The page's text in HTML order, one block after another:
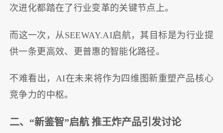
次进化都踏在了行业变革的关键节点上。
而这一次，从SEEWAY.AI启航，其目标是为行业提
供一条更高效、更普惠的智能化路径。
不难看出，AI在未来将作为四维图新重塑产品核心
竞争力的中枢。
二、“新鉴智”启航 推王炸产品引发讨论